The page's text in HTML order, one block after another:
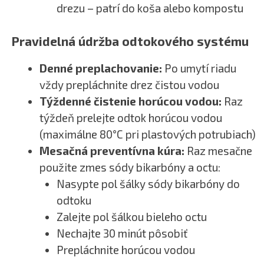
drezu – patrí do koša alebo kompostu
Pravidelná údržba odtokového systému
Denné preplachovanie: Po umytí riadu
vždy prepláchnite drez čistou vodou
Týždenné čistenie horúcou vodou: Raz
týždeň prelejte odtok horúcou vodou
(maximálne 80°C pri plastových potrubiach)
Mesačná preventívna kúra: Raz mesačne
použite zmes sódy bikarbóny a octu:
Nasypte pol šálky sódy bikarbóny do
odtoku
Zalejte pol šálkou bieleho octu
Nechajte 30 minút pôsobiť
Prepláchnite horúcou vodou